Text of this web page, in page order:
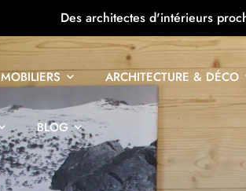
Des architectes d'intérieurs
MOBILIERS ARCHITECTURE & DÉCO
BLOG